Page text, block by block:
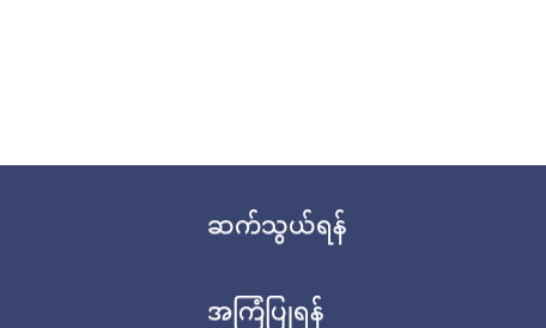
ဆက်သွယ်ရန်
အကြံပြုရန်